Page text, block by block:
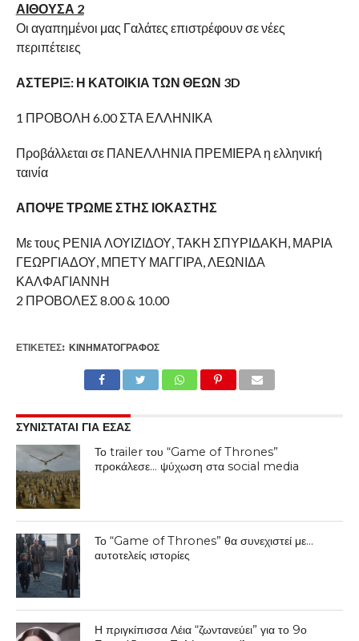
ΑΙΘΟΥΣΑ 2
Οι αγαπημένοι μας Γαλάτες επιστρέφουν σε νέες
περιπέτειες
ΑΣΤΕΡΙΞ: Η ΚΑΤΟΙΚΙΑ ΤΩΝ ΘΕΩΝ 3D
1 ΠΡΟΒΟΛΗ 6.00 ΣΤΑ ΕΛΛΗΝΙΚΑ
Προβάλλεται σε ΠΑΝΕΛΛΗΝΙΑ ΠΡΕΜΙΕΡΑ η ελληνική
ταινία
ΑΠΟΨΕ ΤΡΩΜΕ ΣΤΗΣ ΙΟΚΑΣΤΗΣ
Με τους ΡΕΝΙΑ ΛΟΥΙΖΙΔΟΥ, ΤΑΚΗ ΣΠΥΡΙΔΑΚΗ, ΜΑΡΙΑ
ΓΕΩΡΓΙΑΔΟΥ, ΜΠΕΤΥ ΜΑΓΓΙΡΑ, ΛΕΩΝΙΔΑ
ΚΑΛΦΑΓΙΑΝΝΗ
2 ΠΡΟΒΟΛΕΣ 8.00 & 10.00
ΕΤΙΚΕΤΕΣ: ΚΙΝΗΜΑΤΟΓΡΆΦΟΣ
ΣΥΝΙΣΤΑΤΑΙ ΓΙΑ ΕΣΑΣ
Το trailer του “Game of Thrones”
προκάλεσε… ψύχωση στα social media
Το “Game of Thrones” θα συνεχιστεί με…
αυτοτελείς ιστορίες
Η πριγκίπισσα Λέια “ζωντανεύει” για το 9ο